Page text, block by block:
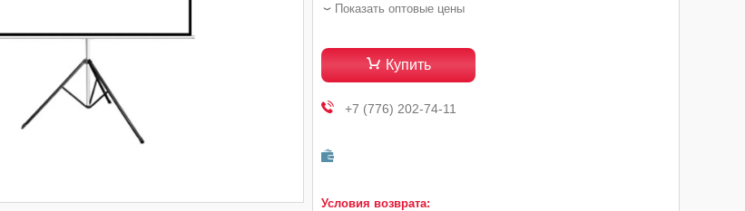
Показать оптовые цены
Купить
+7 (776) 202-74-11